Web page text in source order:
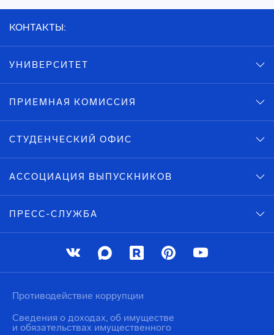
КОНТАКТЫ:
УНИВЕРСИТЕТ
ПРИЕМНАЯ КОМИССИЯ
СТУДЕНЧЕСКИЙ ОФИС
АССОЦИАЦИЯ ВЫПУСКНИКОВ
ПРЕСС-СЛУЖБА
Противодействие коррупции
Сведения о доходах, об имуществе
и обязательствах имущественного